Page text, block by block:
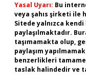
Yasal Uyarı: Bu
veya şahıs şirketi ile
Sitede yalnızca kendi
paylaşılmaktadır.
taşımamakta olup,
paylaşım
benzerlikleri
taslak halindedir ve